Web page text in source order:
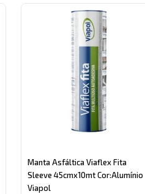
Manta Asfáltica Viaflex Fita
Sleeve 45cmx10mt Cor:Alumínio
Viapol